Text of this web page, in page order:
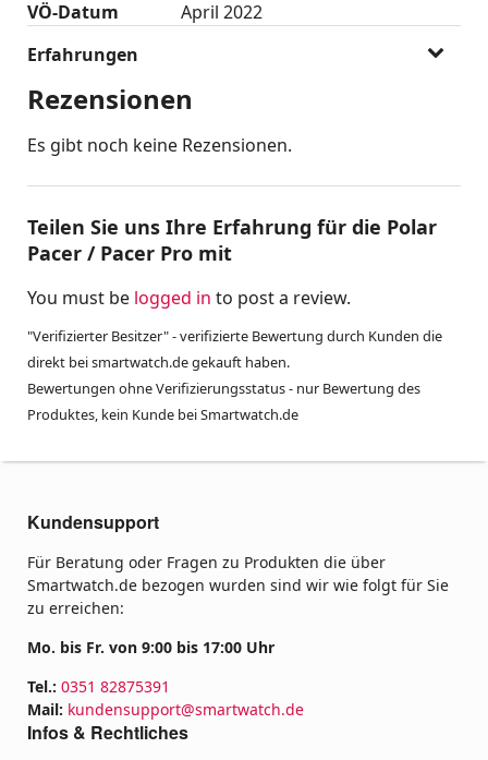
VÖ-Datum
April 2022
Erfahrungen
Rezensionen
Es gibt noch keine Rezensionen.
Teilen Sie uns Ihre Erfahrung für die Polar
Pacer / Pacer Pro mit
You must be logged in to post a review.
"Verifizierter Besitzer" - verifizierte Bewertung durch Kunden die
direkt bei smartwatch.de gekauft haben.
Bewertungen ohne Verifizierungsstatus - nur Bewertung des
Produktes, kein Kunde bei Smartwatch.de
Kundensupport
Für Beratung oder Fragen zu Produkten die über
Smartwatch.de bezogen wurden sind wir wie folgt für Sie
zu erreichen:
Mo. bis Fr. von 9:00 bis 17:00 Uhr
Tel.: 0351 82875391
Mail: kundensupport@smartwatch.de
Infos & Rechtliches